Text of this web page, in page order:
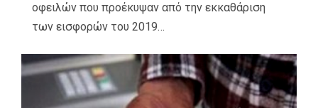
οφειλών που προέκυψαν από την εκκαθάριση
των εισφορών του 2019…